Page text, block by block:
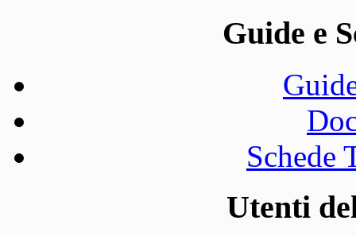
Guide e
Schede
Utenti